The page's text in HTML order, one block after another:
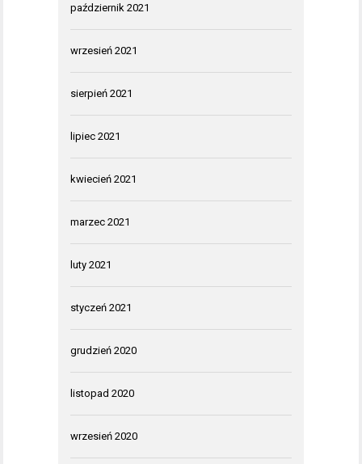
październik 2021
wrzesień 2021
sierpień 2021
lipiec 2021
kwiecień 2021
marzec 2021
luty 2021
styczeń 2021
grudzień 2020
listopad 2020
wrzesień 2020